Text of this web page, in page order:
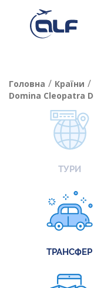
Головна / Країни /
Domina Cleopatra
ТУРИ
ТРАНСФЕР